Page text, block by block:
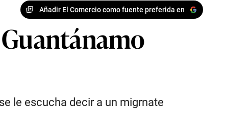
Añadir El Comercio como fuente preferida en
le escucha decir a un migrnate